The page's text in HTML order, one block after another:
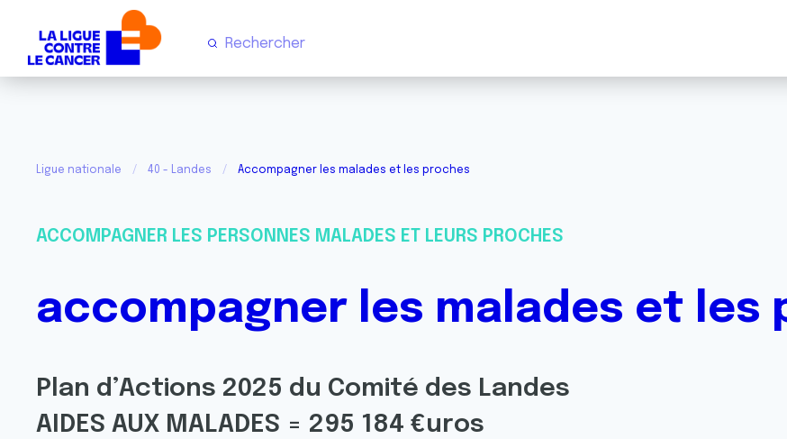
Ligue nationale 40 - Landes Accompagner les malades et les proches
ACCOMPAGNER LES PERSONNES MALADES ET LEURS PROCHES
accompagner les malades et les
Plan d’Actions 2025 du Comité des Landes
AIDES AUX MALADES = 295 184 €uros